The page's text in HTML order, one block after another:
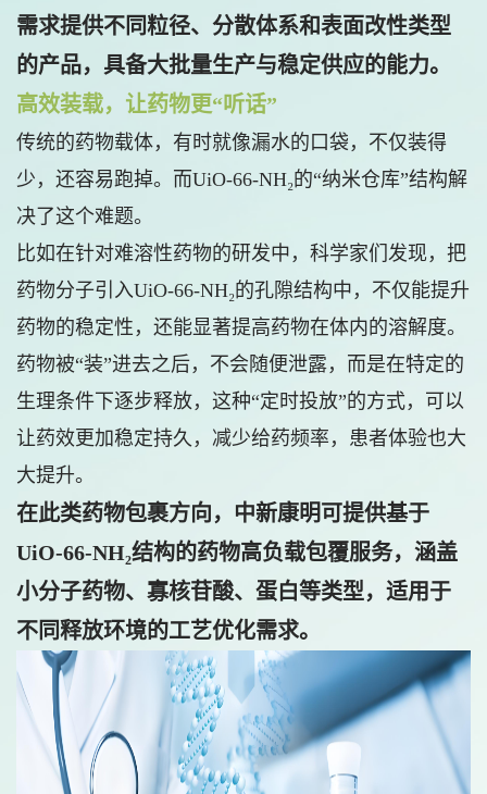
需求提供不同粒径、分散体系和表面改性类型
的产品，具备大批量生产与稳定供应的能力。
高效装载，让药物更“听话”
传统的药物载体，有时就像漏水的口袋，不仅装得
少，还容易跑掉。而UiO-66-NH₂的“纳米仓库”结构解
决了这个难题。
比如在针对难溶性药物的研发中，科学家们发现，把
药物分子引入UiO-66-NH₂的孔隙结构中，不仅能提升
药物的稳定性，还能显著提高药物在体内的溶解度。
药物被“装”进去之后，不会随便泄露，而是在特定的
生理条件下逐步释放，这种“定时投放”的方式，可以
让药效更加稳定持久，减少给药频率，患者体验也大
大提升。
在此类药物包裹方向，中新康明可提供基于
UiO-66-NH₂结构的药物高负载包覆服务，涵盖
小分子药物、寡核苷酸、蛋白等类型，适用于
不同释放环境的工艺优化需求。